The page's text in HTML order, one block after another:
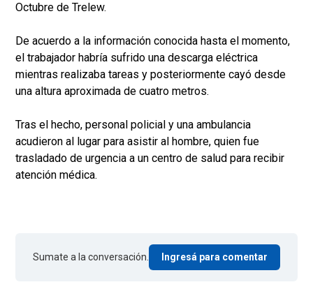
Octubre de Trelew.
De acuerdo a la información conocida hasta el momento,
el trabajador habría sufrido una descarga eléctrica
mientras realizaba tareas y posteriormente cayó desde
una altura aproximada de cuatro metros.
Tras el hecho, personal policial y una ambulancia
acudieron al lugar para asistir al hombre, quien fue
trasladado de urgencia a un centro de salud para recibir
atención médica.
Sumate a la conversación. Ingresá para comentar